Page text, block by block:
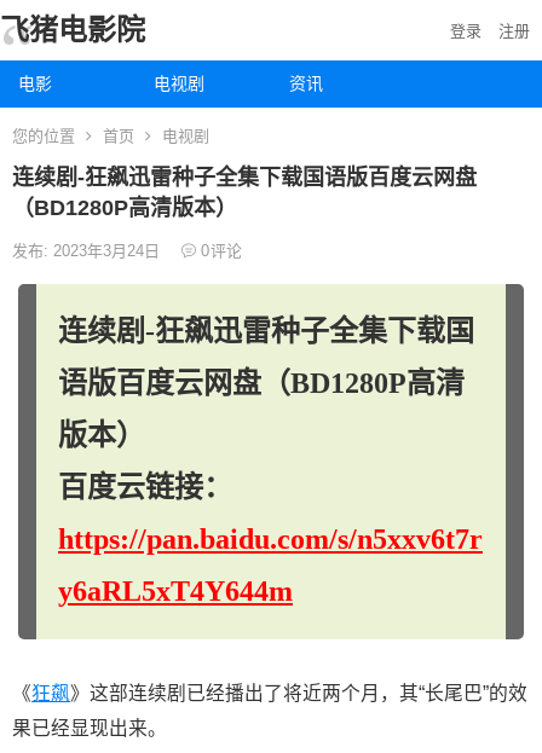
飞猪电影院
电影 电视剧 资讯
登录 注册
您的位置 首页 电视剧
连续剧-狂飙迅雷种子全集下载国语版百度云网盘
（BD1280P高清版本）
发布: 2023年3月24日 0评论
连续剧-狂飙迅雷种子全集下载国
语版百度云网盘（BD1280P高清
版本）
百度云链接：
https://pan.baidu.com/s/n5xxv6t7r
y6aRL5xT4Y644m
《狂飙》这部连续剧已经播出了将近两个月，其“长尾巴”的效
果已经显现出来。